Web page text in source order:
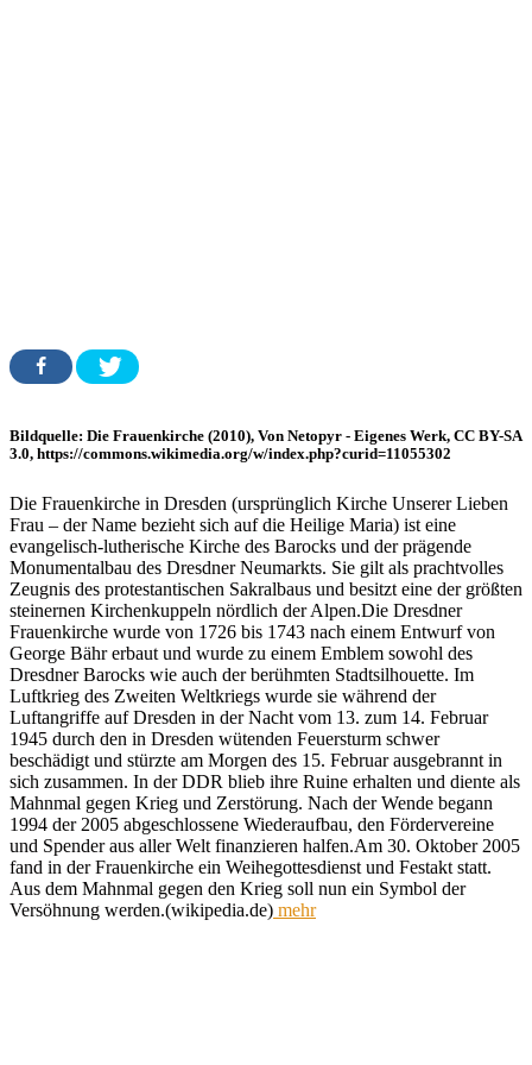
Bildquelle: Die Frauenkirche (2010), Von Netopyr - Eigenes Werk, CC BY-SA
3.0, https://commons.wikimedia.org/w/index.php?curid=11055302
Die Frauenkirche in Dresden (ursprünglich Kirche Unserer Lieben
Frau – der Name bezieht sich auf die Heilige Maria) ist eine
evangelisch-lutherische Kirche des Barocks und der prägende
Monumentalbau des Dresdner Neumarkts. Sie gilt als prachtvolles
Zeugnis des protestantischen Sakralbaus und besitzt eine der größten
steinernen Kirchenkuppeln nördlich der Alpen.Die Dresdner
Frauenkirche wurde von 1726 bis 1743 nach einem Entwurf von
George Bähr erbaut und wurde zu einem Emblem sowohl des
Dresdner Barocks wie auch der berühmten Stadtsilhouette. Im
Luftkrieg des Zweiten Weltkriegs wurde sie während der
Luftangriffe auf Dresden in der Nacht vom 13. zum 14. Februar
1945 durch den in Dresden wütenden Feuersturm schwer
beschädigt und stürzte am Morgen des 15. Februar ausgebrannt in
sich zusammen. In der DDR blieb ihre Ruine erhalten und diente als
Mahnmal gegen Krieg und Zerstörung. Nach der Wende begann
1994 der 2005 abgeschlossene Wiederaufbau, den Fördervereine
und Spender aus aller Welt finanzieren halfen.Am 30. Oktober 2005
fand in der Frauenkirche ein Weihegottesdienst und Festakt statt.
Aus dem Mahnmal gegen den Krieg soll nun ein Symbol der
Versöhnung werden.(wikipedia.de) mehr